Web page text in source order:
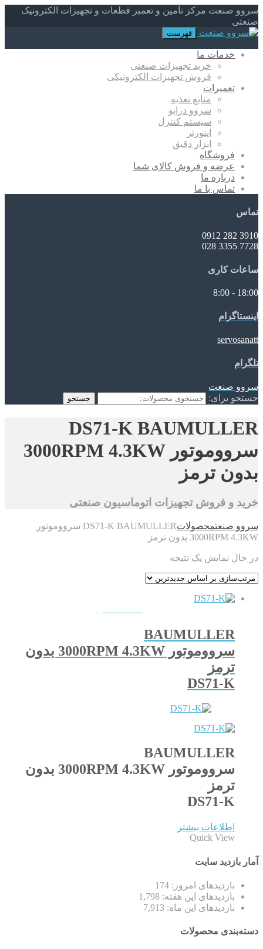
سروو صنعت مرکز تأمین و تعمیر قطعات و تجهیزات الکترونیک
صنعتی
فهرست
خدمات ما
خرید تجهیزات صنعتی
فروش تجهیزات الکترونیکی
تعمیرات
منابع تغذیه
سروو درایو
سیستم کنترل
اینورتر
ابزار دقیق
فروشگاه
عرضه و فروش کالای شما
درباره ما
تماس با ما
تماس
3910 282 0912
7728 3355 028
ساعات کاری
18:00 - 8:00
اینستاگرام
servosanatt
تلگرام
سروو صنعت
جستجو برای:
جستجو
DS71-K BAUMULLER
سرووموتور 3000RPM 4.3KW
بدون ترمز
خرید و فروش تجهیزات اتوماسیون صنعتی
سروو صنعتمحصولات
DS71-K BAUMULLER سرووموتور
3000RPM 4.3KW بدون ترمز
در حال نمایش یک نتیجه
BAUMULLER
سرووموتور 3000RPM 4.3KW بدون
ترمز
DS71-K
BAUMULLER
سرووموتور 3000RPM 4.3KW بدون
ترمز
DS71-K
اطلاعات بیشتر
Quick View
آمار بازدید سایت
بازدیدهای امروز: 174
بازدیدهای این هفته: 1,798
بازدیدهای این ماه: 7,913
دسته‌بندی محصولات